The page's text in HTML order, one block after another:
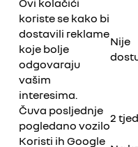
koriste se kako bi
dostavili reklame
koje bolje
odgovaraju
vašim
interesima.
Nije
Čuva posljednje
pogledano vozilo
2
Koristi ih Google